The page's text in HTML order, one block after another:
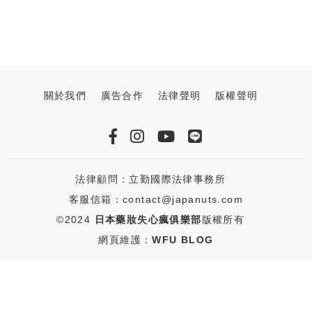
關於我們 廣告合作 法律聲明 版權聲明
法律顧問：立勤國際法律事務所
客服信箱：contact@japanuts.com
©2024
日本藥妝失心瘋俱樂部版權所有
網頁維護：WFU BLOG